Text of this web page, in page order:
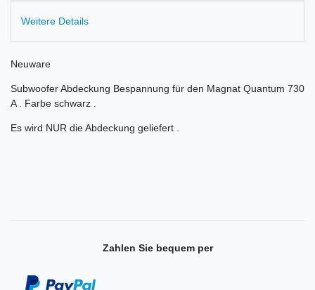
Weitere Details
Neuware
Subwoofer Abdeckung Bespannung für den Magnat Quantum 730
A . Farbe schwarz .
Es wird NUR die Abdeckung geliefert .
Zahlen Sie bequem per